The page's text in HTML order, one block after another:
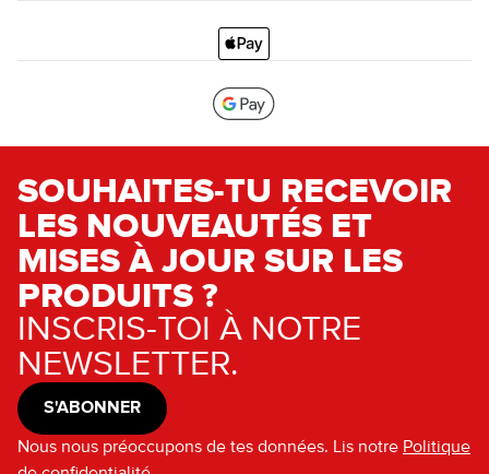
SOUHAITES-TU RECEVOIR
LES NOUVEAUTÉS ET
MISES À JOUR SUR LES
PRODUITS ?
INSCRIS-TOI À NOTRE
NEWSLETTER.
S'ABONNER
Nous nous préoccupons de tes données. Lis notre Politique